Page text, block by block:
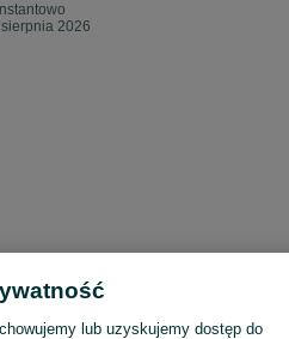
2026
Konstantowo
lub uzyskujemy dostęp do